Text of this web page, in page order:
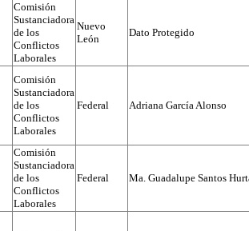
Comisión
Sustanciadora
de los
Conflictos
Laborales
Nuevo
León
Dato Protegido
Comisión
Sustanciadora
de los
Conflictos
Laborales
Federal Adriana García Alonso
Comisión
Sustanciadora
de los
Conflictos
Laborales
Federal Ma. Guadalupe Santos